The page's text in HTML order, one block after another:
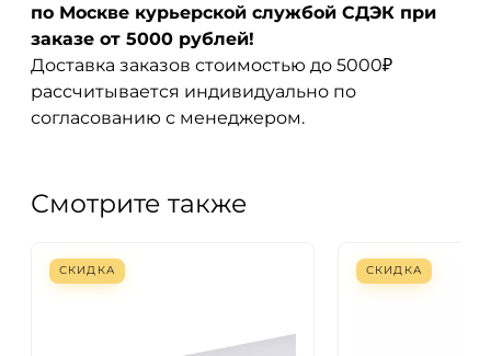
по Москве курьерской службой СДЭК при
заказе от 5000 рублей!
Доставка заказов стоимостью до 5000₽
рассчитывается индивидуально по
согласованию с менеджером.
Смотрите также
СКИДКА СКИДКА